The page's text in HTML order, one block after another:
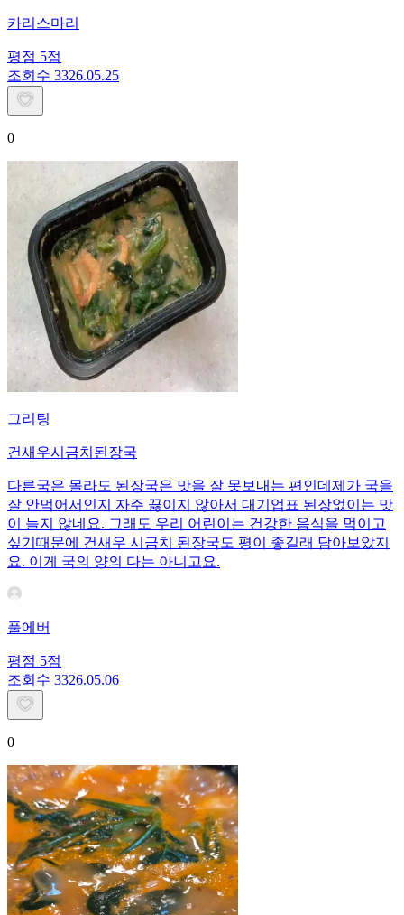
카리스마리
평점 5점
조회수 3326.05.25
0
그리팅
건새우시금치된장국
다른국은 몰라도 된장국은 맛을 잘 못보내는 편인데제가 국을
잘 안먹어서인지 자주 끓이지 않아서 대기업표 된장없이는 맛
이 늘지 않네요. 그래도 우리 어린이는 건강한 음식을 먹이고
싶기때문에 건새우 시금치 된장국도 평이 좋길래 담아보았지
요. 이게 국의 양의 다는 아니고요.
풀에버
평점 5점
조회수 3326.05.06
0